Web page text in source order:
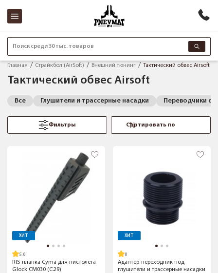
Поиск среди 30 тыс. товаров
Главная Страйкбол (AirSoft) Внешний тюнинг Тактический обвес Airsoft
Тактический обвес Airsoft
Все Глушители и трассерные насадки Переводчики
Фильтры
ХИТ
5.0
RIS-планка Cyma для пистолета
Glock CM030 (C.29)
ХИТ
Адаптер-переходник под
глушители и трассерные насадки